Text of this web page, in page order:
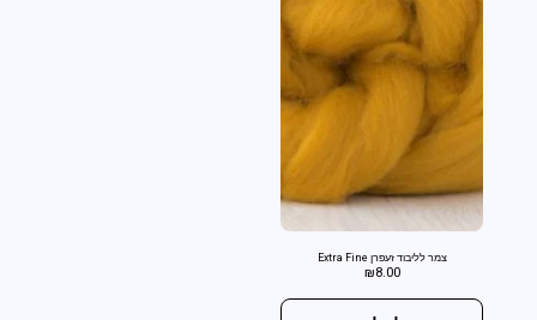
צמר לליבוד זעפרן Extra Fine
₪8.00